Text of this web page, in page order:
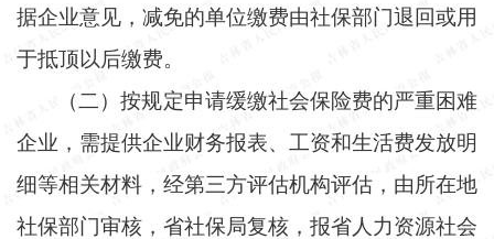
据企业意见，减免的单位缴费由社保部门退回或用
于抵顶以后缴费。
（二）按规定申请缓缴社会保险费的严重困难
企业，需提供企业财务报表、工资和生活费发放明
细等相关材料，经第三方评估机构评估，由所在地
社保部门审核，省社保局复核，报省人力资源社会